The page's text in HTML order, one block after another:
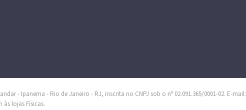
- Ipanema - Rio de Janeiro - RJ, inscrita no CNPJ sob o nº 02.091.365/0001-02. E-mail:
lojas Físicas.